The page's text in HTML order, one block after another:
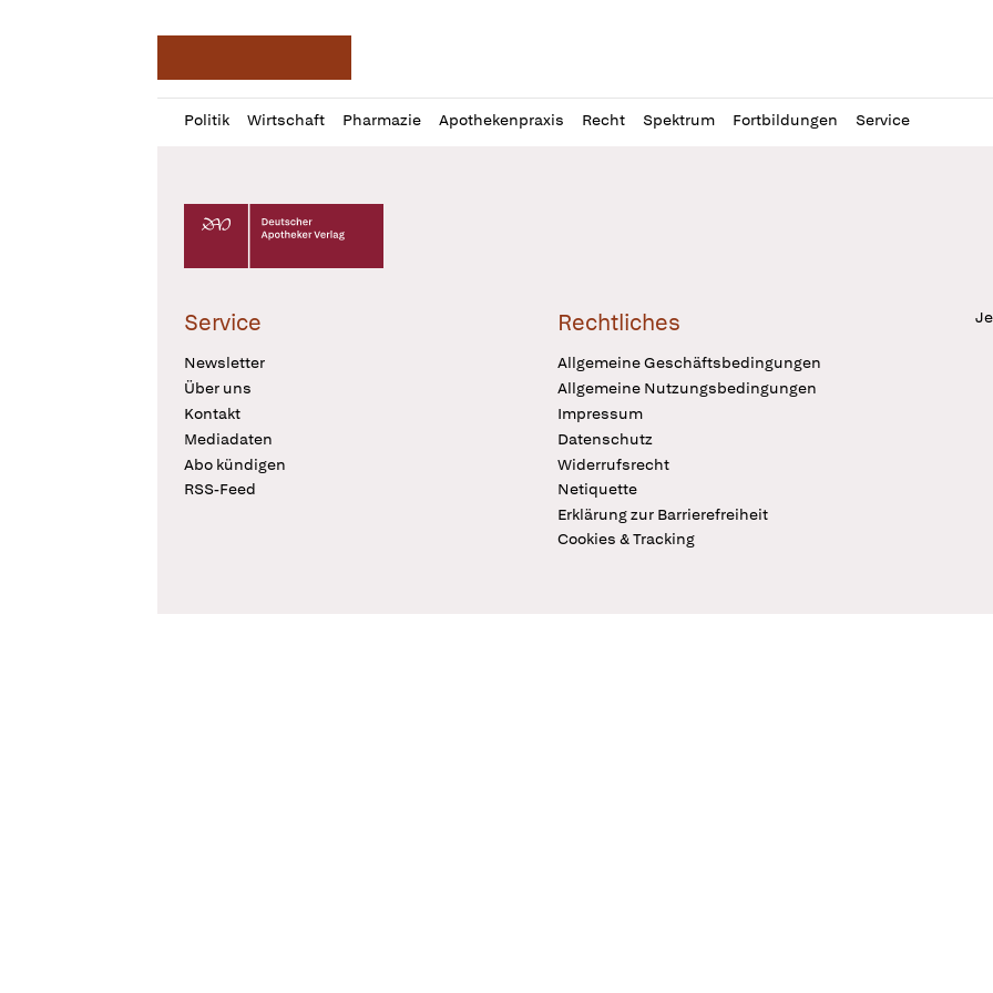
Politik Wirtschaft Pharmazie Apothekenpraxis Recht Spektrum Fortbildungen Service
Profil
öffnen
Daz
Pur
Deutscher Apotheker Verlag Logo
Service
Newsletter
Über uns
Kontakt
Mediadaten
Abo kündigen
RSS-Feed
Rechtliches
Allgemeine Geschäftsbedingungen
Allgemeine Nutzungsbedingungen
Impressum
Datenschutz
Widerrufsrecht
Netiquette
Erklärung zur Barrierefreiheit
Cookies & Tracking